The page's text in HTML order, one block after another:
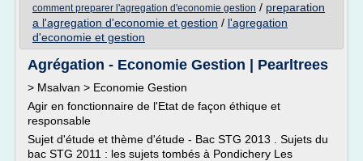
comment preparer l'agregation d'economie gestion / preparation
a l'agregation d'economie et gestion / l'agregation
d'economie et gestion
Agrégation - Economie Gestion | Pearltrees
> Msalvan > Economie Gestion
Agir en fonctionnaire de l'Etat de façon éthique et
responsable
Sujet d'étude et thème d'étude - Bac STG 2013 . Sujets du
bac STG 2011 : les sujets tombés à Pondichery Les